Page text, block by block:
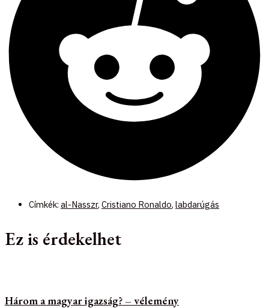
Címkék: al-Nasszr, Cristiano Ronaldo, labdarúgás
Ez is érdekelhet
Három a magyar igazság? – vélemény